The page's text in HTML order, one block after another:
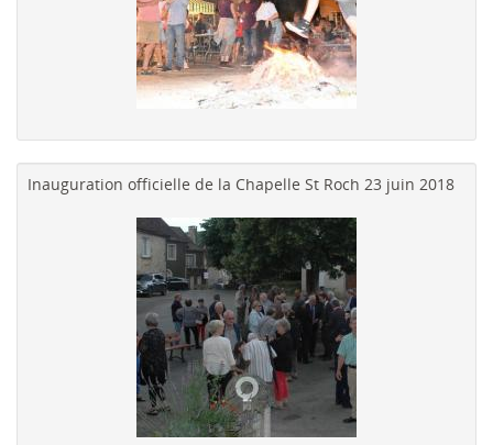
Inauguration officielle de la Chapelle St Roch 23 juin 2018